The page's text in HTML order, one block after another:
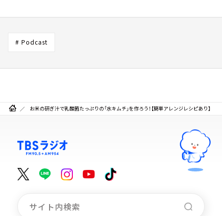
# Podcast
お米の研ぎ汁で乳酸菌たっぷりの「水キムチ」を作ろう！【簡単アレンジレシピあり】